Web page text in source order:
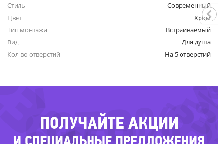
Стиль
Современный
Цвет
Хром
Тип монтажа
Встраиваемый
Вид
Для душа
Кол-во отверстий
На 5 отверстий
ПОЛУЧАЙТЕ АКЦИИ
-
-70%
--
--